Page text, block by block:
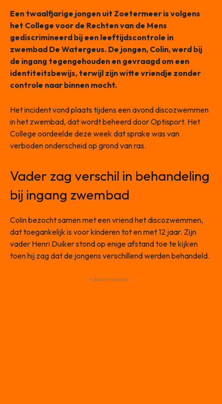
Een twaalfjarige jongen uit Zoetermeer is volgens
het College voor de Rechten van de Mens
gediscrimineerd bij een leeftijdscontrole in
zwembad De Watergeus. De jongen, Colin, werd bij
de ingang tegengehouden en gevraagd om een
identiteitsbewijs, terwijl zijn witte vriendje zonder
controle naar binnen mocht.
Het incident vond plaats tijdens een avond discozwemmen
in het zwembad, dat wordt beheerd door Optisport. Het
College oordeelde deze week dat sprake was van
verboden onderscheid op grond van ras.
Vader zag verschil in behandeling
bij ingang zwembad
Colin bezocht samen met een vriend het discozwemmen,
dat toegankelijk is voor kinderen tot en met 12 jaar. Zijn
vader Henri Duiker stond op enige afstand toe te kijken
toen hij zag dat de jongens verschillend werden behandeld.
- Advertisement -